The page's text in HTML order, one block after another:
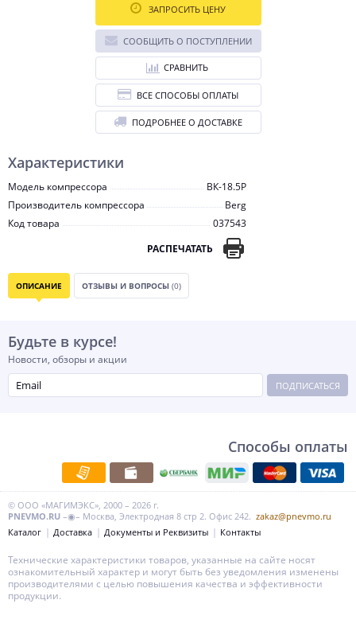
Характеристики
Модель компрессора
ВК-18.5Р
Производитель компрессора
Berg
Код товара
037543
РАСПЕЧАТАТЬ
ЗАПРОСИТЬ ЦЕНУ
СООБЩИТЬ О ПОСТУПЛЕНИИ
СРАВНИТЬ
ВСЕ СПОСОБЫ ОПЛАТЫ
ПОДРОБНЕЕ О ДОСТАВКЕ
ОПИСАНИЕ ОТЗЫВЫ И ВОПРОСЫ (0)
Будьте в курсе!
Новости, обзоры и акции
ПОДПИСАТЬСЯ
Способы оплаты
© ООО «МАГИМЭКС», 2000 – 2026 г.
PNEVMO.RU –◉– Москва, Электродная 8 стр 2. Офис 242. zakaz@pnevmo.ru
Каталог
Доставка Документы и Реквизиты Контакты
Технические характеристики товаров, указанные на сайте носят
ознакомительный характер и могут быть без уведомления изменены
производителями с целью повышения качества и эффективности
продукции.